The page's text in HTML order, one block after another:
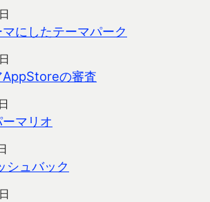
にしたテーマパーク
AppStoreの審査
マリオ
シュバック